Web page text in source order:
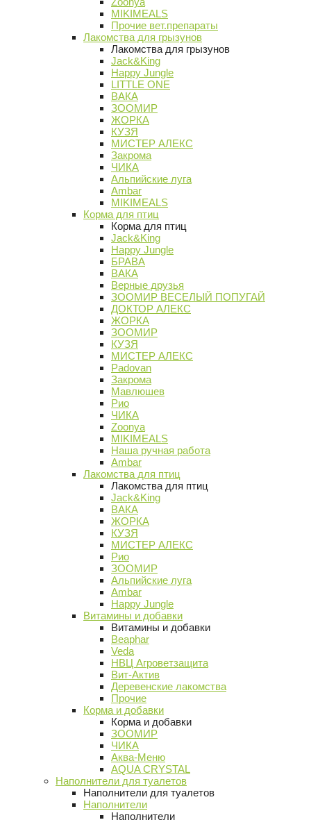
MIKIMEALS
Прочие вет.препараты
Лакомства для грызунов
Лакомства для грызунов
Jack&King
Happy Jungle
LITTLE ONE
ВАКА
ЗООМИР
ЖОРКА
КУЗЯ
МИСТЕР АЛЕКС
Закрома
ЧИКА
Альпийские луга
Ambar
MIKIMEALS
Корма для птиц
Корма для птиц
Jack&King
Happy Jungle
БРАВА
ВАКА
Верные друзья
ЗООМИР ВЕСЕЛЫЙ ПОПУГАЙ
ДОКТОР АЛЕКС
ЖОРКА
ЗООМИР
КУЗЯ
МИСТЕР АЛЕКС
Padovan
Закрома
Мавлюшев
Рио
ЧИКА
Zoonya
MIKIMEALS
Наша ручная работа
Ambar
Лакомства для птиц
Лакомства для птиц
Jack&King
ВАКА
ЖОРКА
КУЗЯ
МИСТЕР АЛЕКС
Рио
ЗООМИР
Альпийские луга
Ambar
Happy Jungle
Витамины и добавки
Витамины и добавки
Beaphar
Veda
НВЦ Агроветзащита
Вит-Актив
Деревенские лакомства
Прочие
Корма и добавки
Корма и добавки
ЗООМИР
ЧИКА
Аква-Меню
AQUA CRYSTAL
Наполнители для туалетов
Наполнители для туалетов
Наполнители
Наполнители